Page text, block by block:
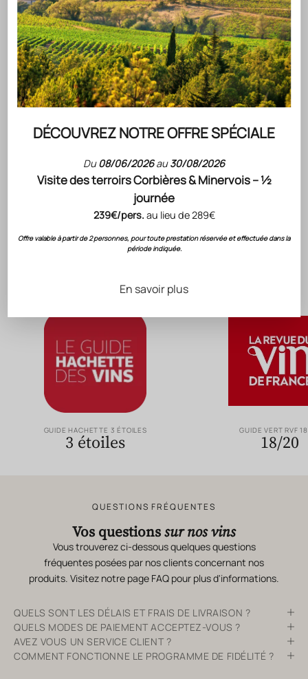
DÉCOUVREZ NOTRE OFFRE SPÉCIALE
Du08/06/2026au30/08/2026
Visite des terroirs Corbières & Minervois – ½
journée
239€/pers. au lieu de 289€
Offre valable à partir de 2 personnes, pour toute prestation réservée et effectuée dans la
période indiquée.
En savoir plus
DESCRIPTION DU VIN
Le vignoble s’étend sur 86 communes des Pyrénées-
Orientales et 9 communes de l’Aude. Les sols sont
constitués principalement d’arènes granitiques et
gneissiques ainsi que de schistes bruns et noirs mais
quelques sols rouges calcaires.
ACCORD METS & VINS PROPOSÉS PAR NOTRE CHEF
NOTE DE DÉGUSTATION
FICHE TECHNIQUE
RECONNAISSANCE DU SAVOIR-FAIRE GÉRARD
Évaluations& Notation
GUIDE HACHETTE 3 ÉTOILES
3 étoiles
GUIDE VERT RVF
18/20
QUESTIONS FRÉQUENTES
Vos questionssur nos vins
Vous trouverez ci-dessous quelques questions
fréquentes posées par nos clients concernant nos
produits. Visitez notre page FAQ pour plus d'informations.
QUELS SONT LES DÉLAIS ET FRAIS DE LIVRAISON ?
QUELS MODES DE PAIEMENT ACCEPTEZ-VOUS ?
AVEZ VOUS UN SERVICE CLIENT ?
COMMENT FONCTIONNE LE PROGRAMME DE FIDÉLITÉ ?